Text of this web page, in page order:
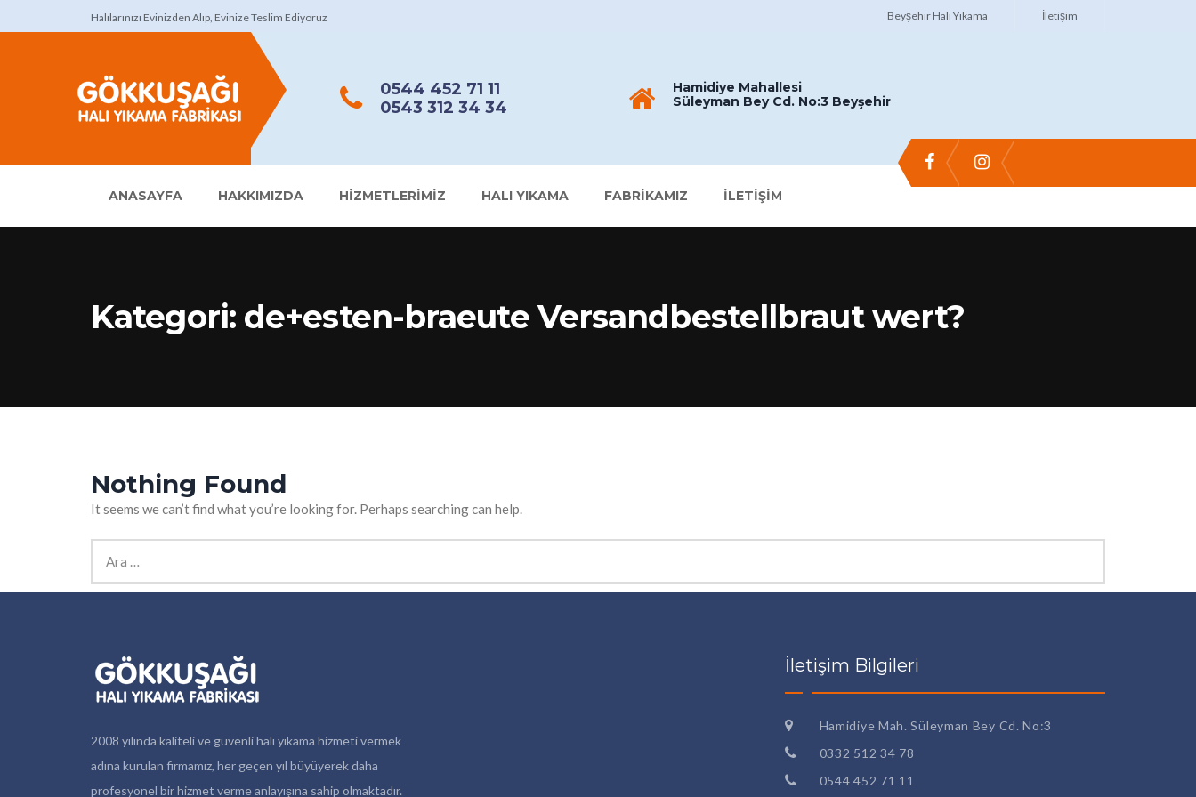
Halılarınızı Evinizden Alıp, Evinize Teslim Ediyoruz Beyşehir Halı Yıkama İletişim
0544 452 71 11
0543 312 34 34
Hamidiye Mahallesi
Süleyman Bey Cd. No:3 Beyşehir
ANASAYFA HAKKIMIZDA HIZMETLERIMIZ HALI YIKAMA FABRIKAMIZ İLETIŞIM
Kategori: de+esten-braeute Versandbestellbraut wert?
Nothing Found
It seems we can’t find what you’re looking for. Perhaps searching can help.
2008 yılında kaliteli ve güvenli halı yıkama hizmeti vermek
adına kurulan firmamız, her geçen yıl büyüyerek daha
profesyonel bir hizmet verme anlayışına sahip olmaktadır.
İletişim Bilgileri
Hamidiye Mah. Süleyman Bey Cd. No:3
0332 512 34 78
0544 452 71 11